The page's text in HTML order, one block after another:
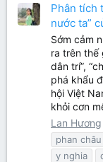
Phân tích
nước ta”
Sớm cảm
ra trên thế
dân trí”,
phá khẩu
hội Việt
khỏi cơn
Lan Hương
phan
y nghia